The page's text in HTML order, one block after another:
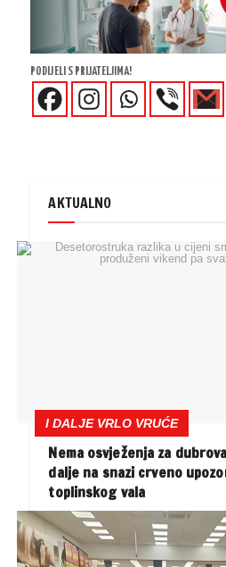
PODIJELI S PRIJATELJIMA!
AKTUALNO
I DALJE VRLO VRUĆE
Nema osvježenja za
dalje na snazi crveno
toplinskog vala